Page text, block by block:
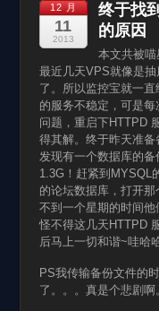
12 月
11
2013
终于找
的原因
本文共被喵
最近几天VPS就像是
了。所以监控宝就一
的服务不稳定，可是
问题，重启下HTTPD
得其解。终于昨天准
发现有一个数据库的
1.3G！赶紧到MYSQL
的论坛数据库，打开那
不到一个星期的时间他
怪不得这几天HTTPD
后马上一切和谐~哇哈
PS我传输备份文件的
了。。。真是个悲剧啊